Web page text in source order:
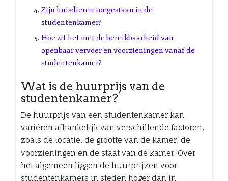
Zijn huisdieren toegestaan in de
studentenkamer?
Hoe zit het met de bereikbaarheid van
openbaar vervoer en voorzieningen vanaf de
studentenkamer?
Wat is de huurprijs van de
studentenkamer?
De huurprijs van een studentenkamer kan
variëren afhankelijk van verschillende factoren,
zoals de locatie, de grootte van de kamer, de
voorzieningen en de staat van de kamer. Over
het algemeen liggen de huurprijzen voor
studentenkamers in steden hoger dan in